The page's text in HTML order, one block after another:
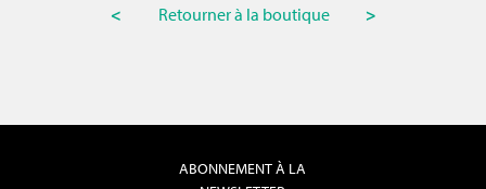
<
Retourner à la boutique >
ABONNEMENT À LA